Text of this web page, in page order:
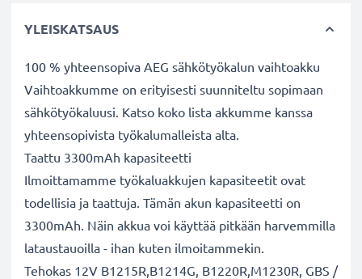
YLEISKATSAUS
100 % yhteensopiva AEG sähkötyökalun vaihtoakku
Vaihtoakkumme on erityisesti suunniteltu sopimaan
sähkötyökaluusi. Katso koko lista akkumme kanssa
yhteensopivista työkalumalleista alta.
Taattu 3300mAh kapasiteetti
Ilmoittamamme työkaluakkujen kapasiteetit ovat
todellisia ja taattuja. Tämän akun kapasiteetti on
3300mAh. Näin akkua voi käyttää pitkään harvemmilla
lataustauoilla - ihan kuten ilmoitammekin.
Tehokas 12V B1215R,B1214G, B1220R,M1230R, GBS /